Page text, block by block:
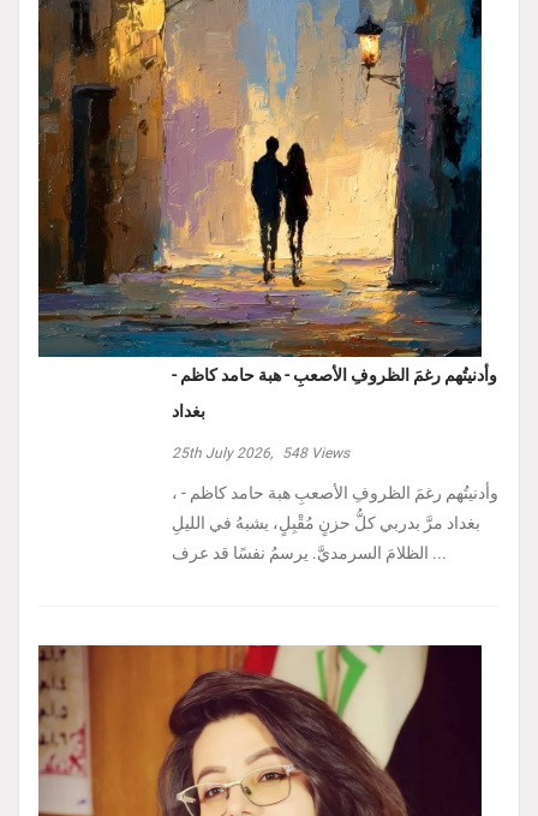
وأدنيتُهم رغمَ الظروفِ الأصعبِ - هبة حامد كاظم -
بغداد
25th July 2026, 548Views
، وأدنيتُهم رغمَ الظروفِ الأصعبِ هبة حامد كاظم -
بغداد مرَّ بدربي كلُّ حزنٍ مُقْبِلٍ، يشبهُ في الليلِ
الظلامَ السرمديَّ. يرسمُ نفسًا قد عرف ...